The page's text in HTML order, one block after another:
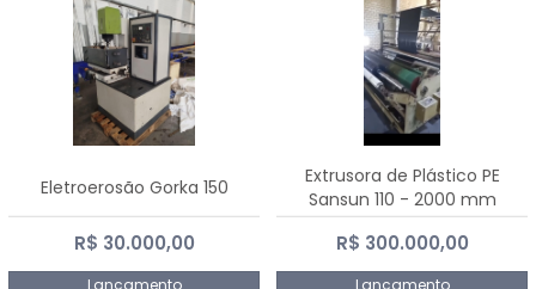
Eletroerosão Gorka 150
R$ 30.000,00
Lançamento
Extrusora de Plástico PE
Sansun 110 - 2000 mm
R$ 300.000,00
Lançamento